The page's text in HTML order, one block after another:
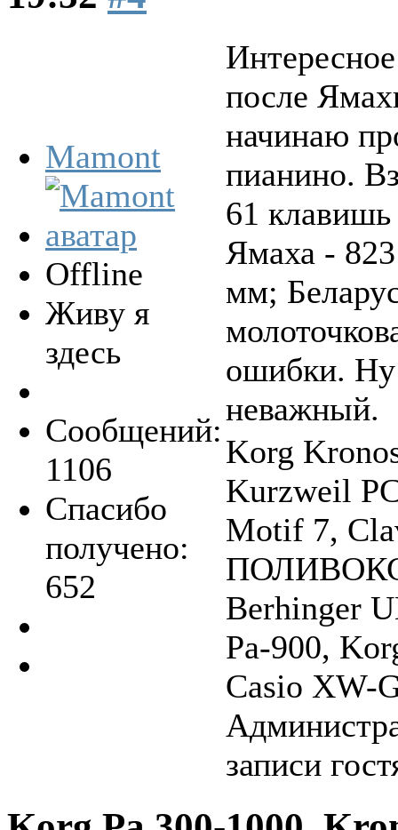
Mamont
Offline
Живу я
здесь
Сообщений:
1106
Спасибо
получено:
652
после
начинаю
пианино.
61
Ямаха -
мм;
ошибки. Ну
неважный.
Korg
Kurzweil
Motif 7,
ПОЛИВОКС,
Berhinger
Pa-900,
Casio XW-
записи